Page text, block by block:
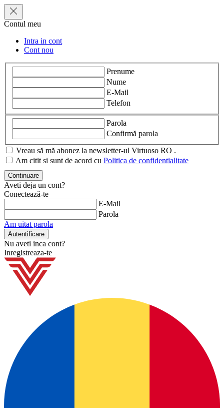
Contul meu
Intra in cont
Cont nou
Prenume
Nume
E-Mail
Telefon
Parola
Confirmă parola
Vreau să mă abonez la newsletter-ul Virtuoso RO .
Am citit si sunt de acord cu Politica de confidentialitate
Aveti deja un cont?
Conectează-te
E-Mail
Parola
Am uitat parola
Nu aveti inca cont?
Inregistreaza-te